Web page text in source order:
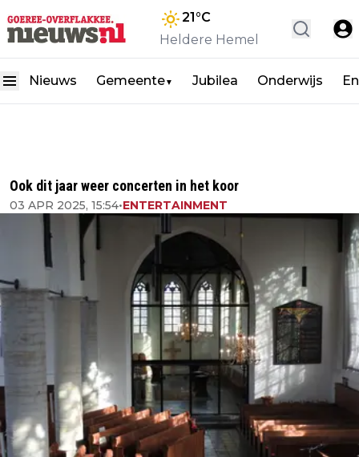
21°C
Heldere Hemel
Nieuws Gemeente▼ Jubilea Onderwijs
Ook dit jaar weer concerten in het koor
03 APR 2025, 15:54•ENTERTAINMENT